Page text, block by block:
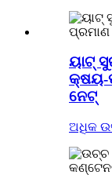
ୟାଟ୍
କ୍ଷୟ-
ନେଟ୍
ଅଧିକ